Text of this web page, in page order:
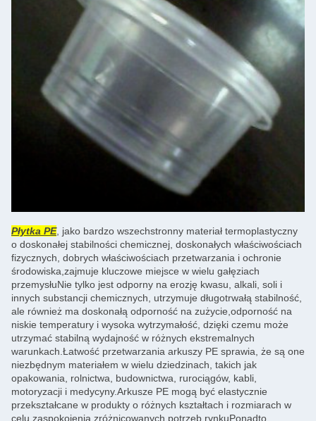
Płytka PE, jako bardzo wszechstronny materiał termoplastyczny
o doskonałej stabilności chemicznej, doskonałych właściwościach
fizycznych, dobrych właściwościach przetwarzania i ochronie
środowiska,zajmuje kluczowe miejsce w wielu gałęziach
przemysłuNie tylko jest odporny na erozję kwasu, alkali, soli i
innych substancji chemicznych, utrzymuje długotrwałą stabilność,
ale również ma doskonałą odporność na zużycie,odporność na
niskie temperatury i wysoka wytrzymałość, dzięki czemu może
utrzymać stabilną wydajność w różnych ekstremalnych
warunkach.Łatwość przetwarzania arkuszy PE sprawia, że są one
niezbędnym materiałem w wielu dziedzinach, takich jak
opakowania, rolnictwa, budownictwa, rurociągów, kabli,
motoryzacji i medycyny.Arkusze PE mogą być elastycznie
przekształcane w produkty o różnych kształtach i rozmiarach w
celu zaspokojenia zróżnicowanych potrzeb rynkuPonadto